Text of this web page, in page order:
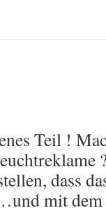
Teil !
dass
mit